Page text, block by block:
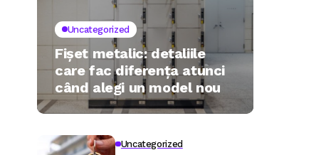
Uncategorized
Fișet metalic: detaliile
care fac diferența atunci
când alegi un model nou
Uncategorized